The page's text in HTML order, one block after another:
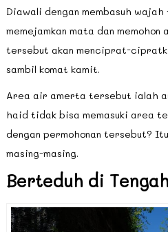
Diawali dengan membasuh
memejamkan mata dan memohon
tersebut akan menciprat-
sambil komat kamit.
Area air amerta tersebut ialah
haid tidak bisa memasuki area
dengan permohonan tersebut?
masing-masing.
Berteduh di